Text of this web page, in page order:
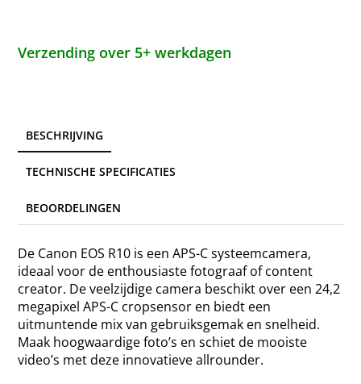
Verzending over 5+ werkdagen
BESCHRIJVING
TECHNISCHE SPECIFICATIES
BEOORDELINGEN
De Canon EOS R10 is een APS-C systeemcamera,
ideaal voor de enthousiaste fotograaf of content
creator. De veelzijdige camera beschikt over een 24,2
megapixel APS-C cropsensor en biedt een
uitmuntende mix van gebruiksgemak en snelheid.
Maak hoogwaardige foto’s en schiet de mooiste
video’s met deze innovatieve allrounder.